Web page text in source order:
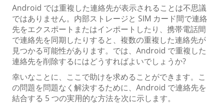
Android では重複した連絡先が表示されることは不思議
ではありません。内部ストレージと SIM カード間で連絡
先をエクスポートまたはインポートしたり、携帯電話間
で連絡先を同期したりすると、複数の重複した連絡先が
見つかる可能性があります。では、Android で重複した
連絡先を削除するにはどうすればよいでしょうか?
幸いなことに、ここで助けを求めることができます。こ
の問題を問題なく解決するために、Android で連絡先を
結合する 5 つの実用的な方法を次に示します。